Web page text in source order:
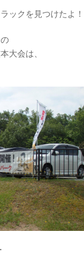
ックを見つけたよ
は、